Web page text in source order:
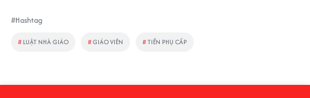
#Hashtag
# LUẬT NHÀ GIÁO #GIÁO VIÊN #TIỀN PHỤ CẤP